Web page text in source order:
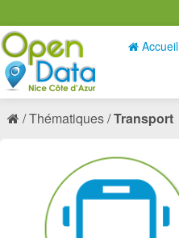
Accueil
Thématiques Transport